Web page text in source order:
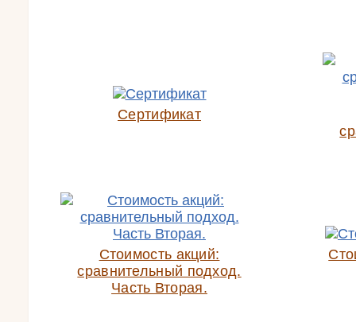
Сертификат
Стоимость акций:
сравнительный подход.
Часть Вторая.